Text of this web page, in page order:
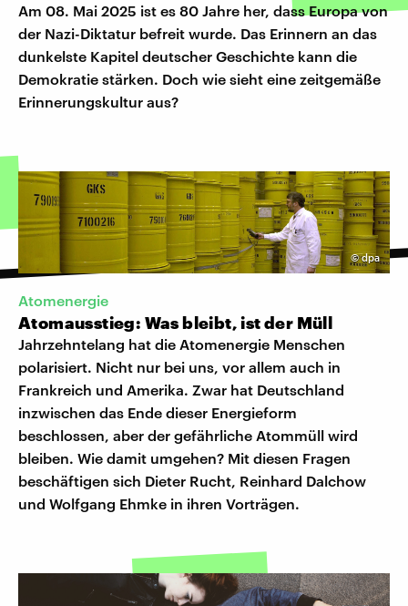
Am 08. Mai 2025 ist es 80 Jahre her, dass Europa von
der Nazi-Diktatur befreit wurde. Das Erinnern an das
dunkelste Kapitel deutscher Geschichte kann die
Demokratie stärken. Doch wie sieht eine zeitgemäße
Erinnerungskultur aus?
©dpa
Atomenergie
Atomausstieg: Was bleibt, ist der Müll
Jahrzehntelang hat die Atomenergie Menschen
polarisiert. Nicht nur bei uns, vor allem auch in
Frankreich und Amerika. Zwar hat Deutschland
inzwischen das Ende dieser Energieform
beschlossen, aber der gefährliche Atommüll wird
bleiben. Wie damit umgehen? Mit diesen Fragen
beschäftigen sich Dieter Rucht, Reinhard Dalchow
und Wolfgang Ehmke in ihren Vorträgen.